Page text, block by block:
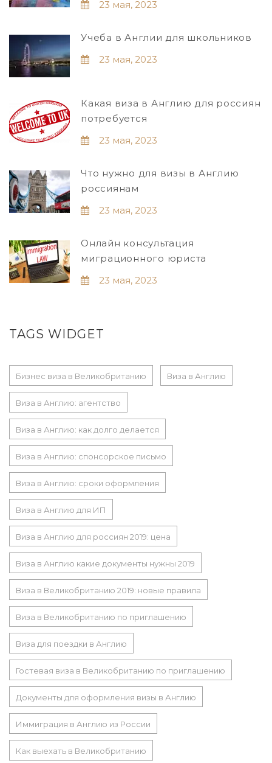
23 мая, 2023
Учеба в Англии для школьников
23 мая, 2023
Какая виза в Англию для россиян
потребуется
23 мая, 2023
Что нужно для визы в Англию
россиянам
23 мая, 2023
Онлайн консультация
миграционного юриста
23 мая, 2023
TAGS WIDGET
Бизнес виза в Великобританию Виза в Англию
Виза в Англию: агентство
Виза в Англию: как долго делается
Виза в Англию: спонсорское письмо
Виза в Англию: сроки оформления
Виза в Англию для ИП
Виза в Англию для россиян 2019: цена
Виза в Англию какие документы нужны 2019
Виза в Великобританию 2019: новые правила
Виза в Великобританию по приглашению
Виза для поездки в Англию
Гостевая виза в Великобританию по приглашению
Документы для оформления визы в Англию
Иммиграция в Англию из России
Как выехать в Великобританию